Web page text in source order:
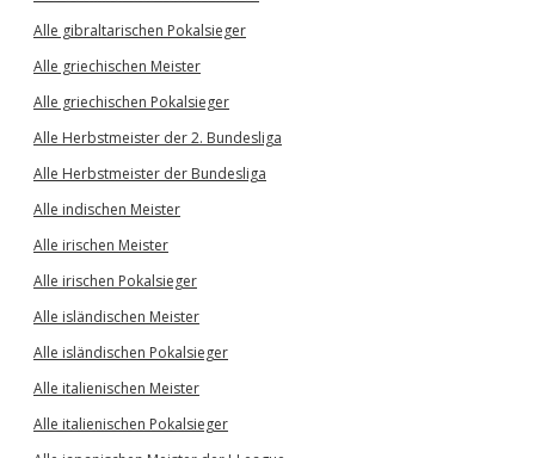
Alle gibraltarischen Pokalsieger
Alle griechischen Meister
Alle griechischen Pokalsieger
Alle Herbstmeister der 2. Bundesliga
Alle Herbstmeister der Bundesliga
Alle indischen Meister
Alle irischen Meister
Alle irischen Pokalsieger
Alle isländischen Meister
Alle isländischen Pokalsieger
Alle italienischen Meister
Alle italienischen Pokalsieger